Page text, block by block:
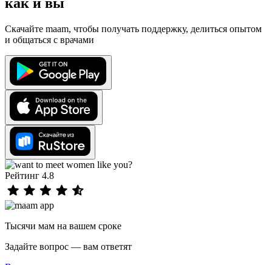
Скачайте maam, чтобы получать поддержку, делиться опытом
и общаться с врачами
Рейтинг 4.8
Тысячи мам на вашем сроке
Задайте вопрос — вам ответят